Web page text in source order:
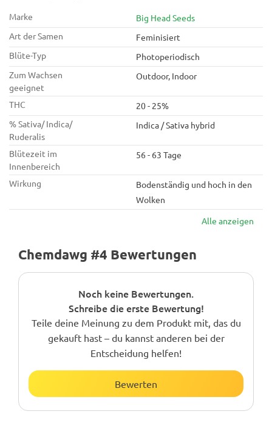
Marke
Big Head Seeds
Art der Samen
Feminisiert
Blüte-Typ
Photoperiodisch
Zum Wachsen
geeignet
Outdoor, Indoor
THC
20 - 25%
% Sativa/ Indica/
Ruderalis
Indica / Sativa hybrid
Blütezeit im
Innenbereich
56 - 63 Tage
Wirkung
Bodenständig und hoch in den
Wolken
Alle anzeigen
Chemdawg #4 Bewertungen
Noch keine Bewertungen.
Schreibe die erste Bewertung!
Teile deine Meinung zu dem Produkt mit, das du
gekauft hast – du kannst anderen bei der
Entscheidung helfen!
Bewerten